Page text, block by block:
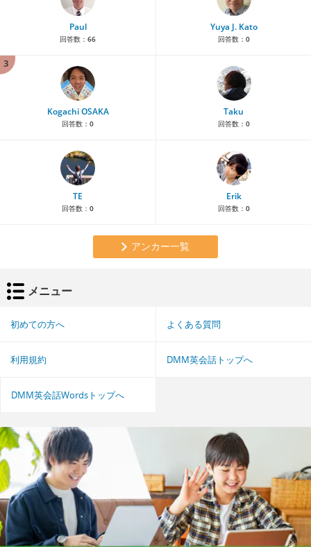
Paul
回答数： 66
Yuya J. Kato
回答数： 0
3
Kogachi OSAKA
回答数： 0
Taku
回答数： 0
TE
回答数： 0
Erik
回答数： 0
アンカー一覧
メニュー
初めての方へ よくある質問
利用規約 DMM英会話トップへ
DMM英会話Wordsトップへ